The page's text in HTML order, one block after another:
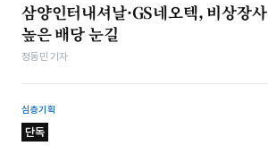
삼양인터내셔날·GS네오텍, 비상장사
높은 배당 눈길
정동민 기자
심층기획
단독